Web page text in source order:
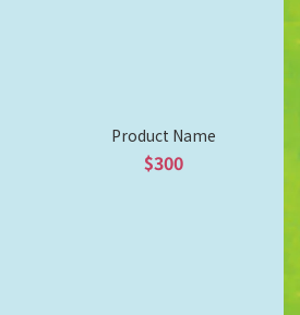
Product Name
$300